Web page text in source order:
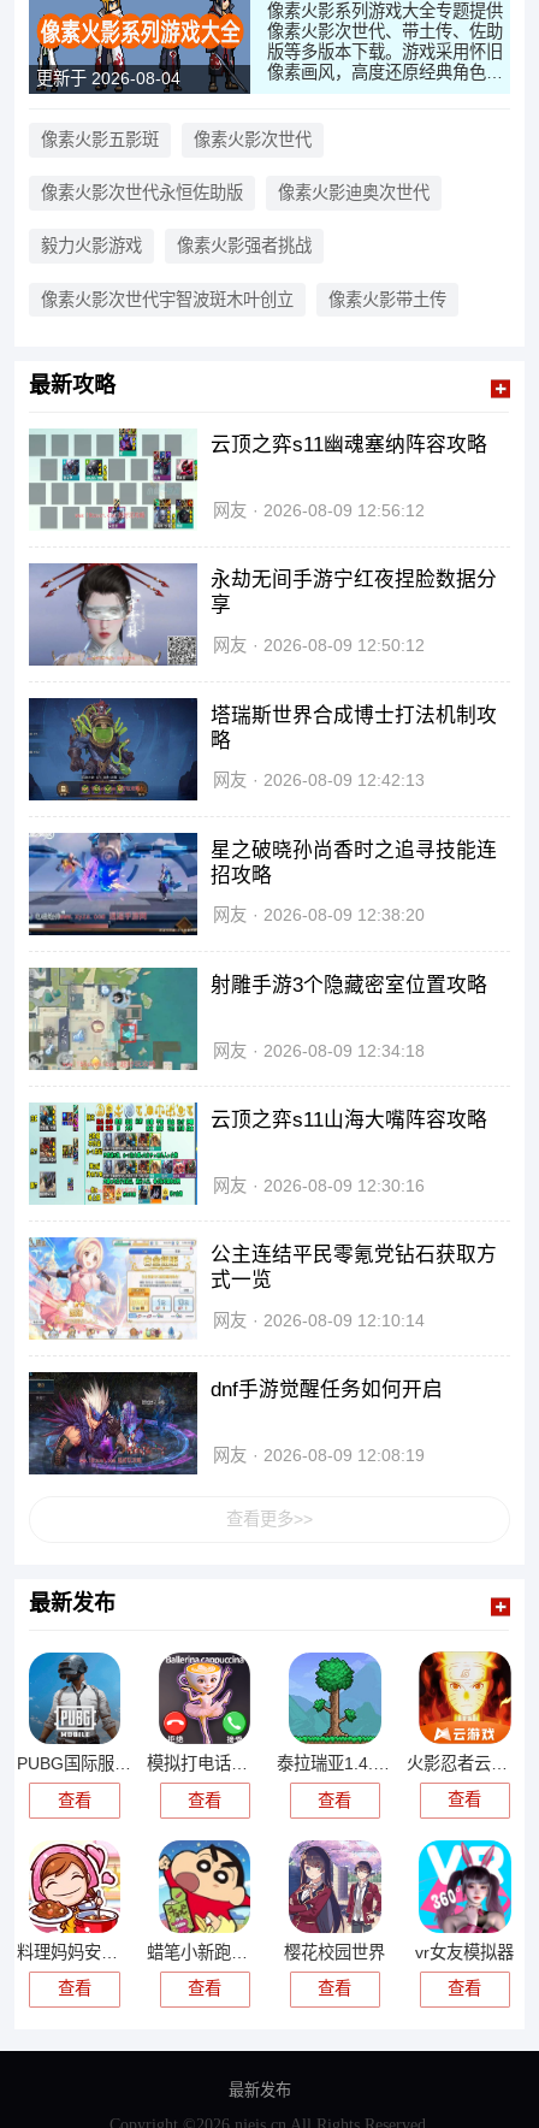
更新于 2026-08-04
像素火影系列游戏大全专题提供
像素火影次世代、带土传、佐助
版等多版本下载。游戏采用怀旧
像素画风，高度还原经典角色与
酷炫忍术特效。支持秘卷、通灵
像素火影五影斑
像素火影次世代
像素火影次世代永恒佐助版 像素火影迪奥次世代
毅力火影游戏 像素火影强者挑战
像素火影次世代宇智波斑木叶创立 像素火影带土传
最新攻略
云顶之弈s11幽魂塞纳阵容攻略
网友 2026-08-09 12:56:12
永劫无间手游宁红夜捏脸数据分
享
网友 2026-08-09 12:50:12
塔瑞斯世界合成博士打法机制攻
略
网友 2026-08-09 12:42:13
星之破晓孙尚香时之追寻技能连
招攻略
网友 2026-08-09 12:38:20
射雕手游3个隐藏密室位置攻略
网友 2026-08-09 12:34:18
云顶之弈s11山海大嘴阵容攻略
网友 2026-08-09 12:30:16
公主连结平民零氪党钻石获取方
式一览
网友 2026-08-09 12:10:14
dnf手游觉醒任务如何开启
网友 2026-08-09 12:08:19
查看更多>>
最新发布
PUBG国际服手游
查看
查看
查看
查看
料理妈妈安卓版
查看
查看
樱花校园世界
查看
vr女友模拟器
查看
最新发布